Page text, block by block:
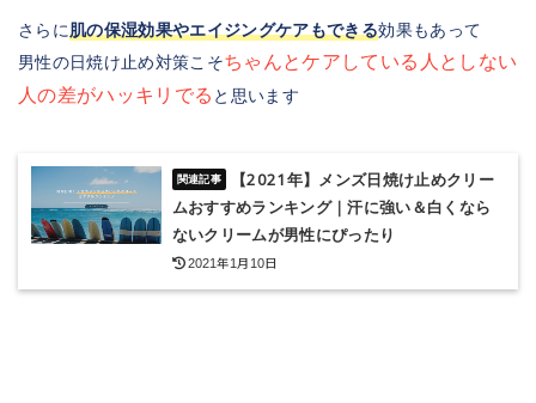
さらに肌の保湿効果やエイジングケアもできる効果もあって
男性の日焼け止め対策こそちゃんとケアしている人としない
人の差がハッキリでる と思います
【2021年】メンズ日焼け止めクリー
ムおすすめランキング｜汗に強い＆白くなら
ないクリームが男性にぴったり
2021年1月10日